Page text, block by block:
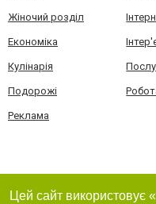
Жіночий розділ
Економіка
Кулінарія
Подорожі
Реклама
Цей сайт використовує